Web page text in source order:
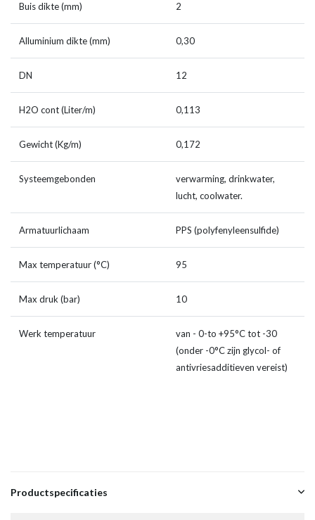
Buis dikte (mm) 2
Alluminium dikte (mm) 0,30
DN 12
H2O cont (Liter/m) 0,113
Gewicht (Kg/m) 0,172
Systeemgebonden
verwarming, drinkwater,
lucht, coolwater.
Armatuurlichaam PPS (polyfenyleensulfide)
Max temperatuur (°C) 95
Max druk (bar) 10
Werk temperatuur
van - 0-to +95°C tot -30
(onder -0°C zijn glycol- of
antivriesadditieven vereist)
Productspecificaties